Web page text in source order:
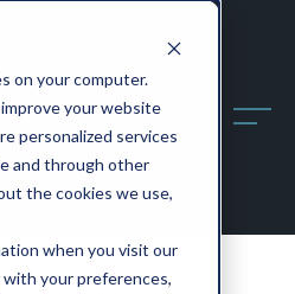
on your computer.
your website
personalized services
and through other
the cookies we use,
when you visit our
your preferences,